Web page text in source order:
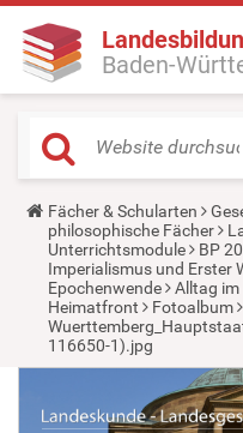
Baden-
Y
o
u
a
r
e
h
e
r
Fächer & Schularten
philosophische Fächer
Unterrichtsmodule
BP
Imperialismus und Erster
Epochenwende
Alltag im
Heimatfront
Fotoalbum
116650-1).jpg